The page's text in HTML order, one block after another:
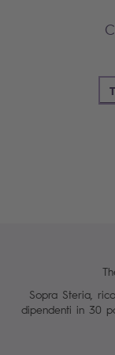
Sopra Steria,
dipendenti in 30